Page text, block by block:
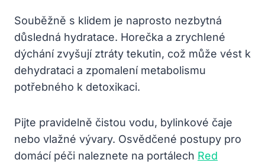
Souběžně s klidem je naprosto nezbytná
důsledná hydratace. Horečka a zrychlené
dýchání zvyšují ztráty tekutin, což může vést k
dehydrataci a zpomalení metabolismu
potřebného k detoxikaci.
Pijte pravidelně čistou vodu, bylinkové čaje
nebo vlažné vývary. Osvědčené postupy pro
domácí péči naleznete na portálech Red